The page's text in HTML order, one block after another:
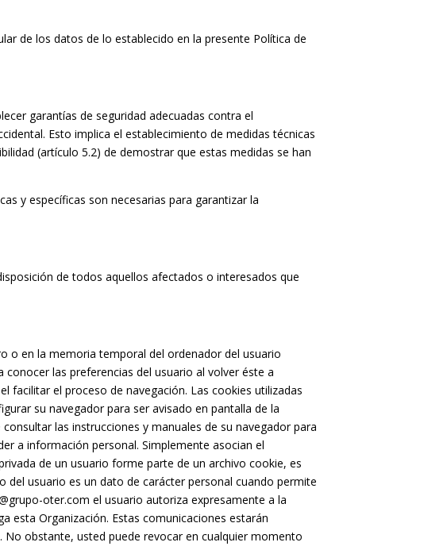
de los datos de lo establecido en la presente Política de
garantías de seguridad adecuadas contra el
Esto implica el establecimiento de medidas técnicas
(artículo 5.2) de demostrar que estas medidas se han
y específicas son necesarias para garantizar la
de todos aquellos afectados o interesados que
o en la memoria temporal del ordenador del usuario
las preferencias del usuario al volver éste a
facilitar el proceso de navegación. Las cookies utilizadas
su navegador para ser avisado en pantalla de la
las instrucciones y manuales de su navegador para
a información personal. Simplemente asocian el
de un usuario forme parte de un archivo cookie, es
usuario es un dato de carácter personal cuando permite
oter.com el usuario autoriza expresamente a la
esta Organización. Estas comunicaciones estarán
No obstante, usted puede revocar en cualquier momento